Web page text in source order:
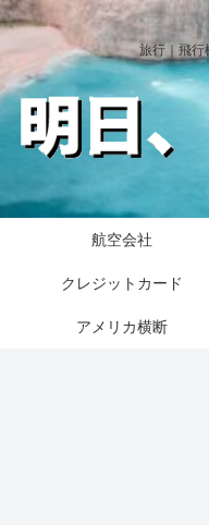
旅行｜飛行
航空会社
クレジットカード
アメリカ横断